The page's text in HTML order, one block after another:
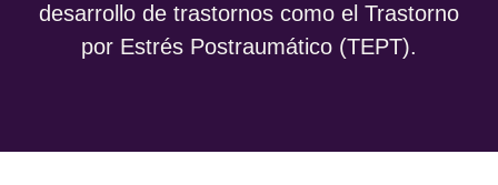
desarrollo de trastornos como el Trastorno
por Estrés Postraumático (TEPT).